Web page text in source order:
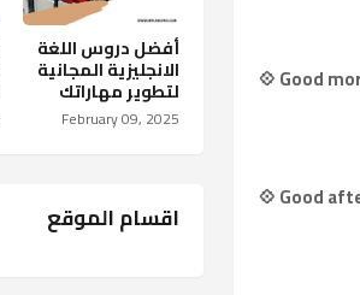
💠 Good
💠 Good
أفضل دروس اللغة
الانجليزية المجانية
لتطوير مهاراتك
February 09, 2025
اقسام الموقع